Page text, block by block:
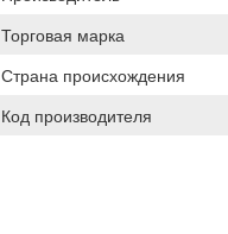
Торговая марка
Страна происхождения
Код производителя